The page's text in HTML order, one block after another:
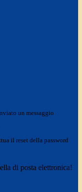
un messaggio
il reset della password
di posta elettronica!